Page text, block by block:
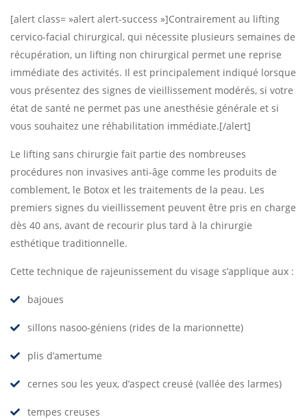
[alert class= »alert alert-success »]Contrairement au lifting
cervico-facial chirurgical, qui nécessite plusieurs semaines de
récupération, un lifting non chirurgical permet une reprise
immédiate des activités. Il est principalement indiqué lorsque
vous présentez des signes de vieillissement modérés, si votre
état de santé ne permet pas une anesthésie générale et si
vous souhaitez une réhabilitation immédiate.[/alert]
Le lifting sans chirurgie fait partie des nombreuses
procédures non invasives anti-âge comme les produits de
comblement, le Botox et les traitements de la peau. Les
premiers signes du vieillissement peuvent être pris en charge
dès 40 ans, avant de recourir plus tard à la chirurgie
esthétique traditionnelle.
Cette technique de rajeunissement du visage s’applique aux :
bajoues
sillons nasoo-géniens (rides de la marionnette)
plis d’amertume
cernes sou les yeux, d’aspect creusé (vallée des larmes)
tempes creuses